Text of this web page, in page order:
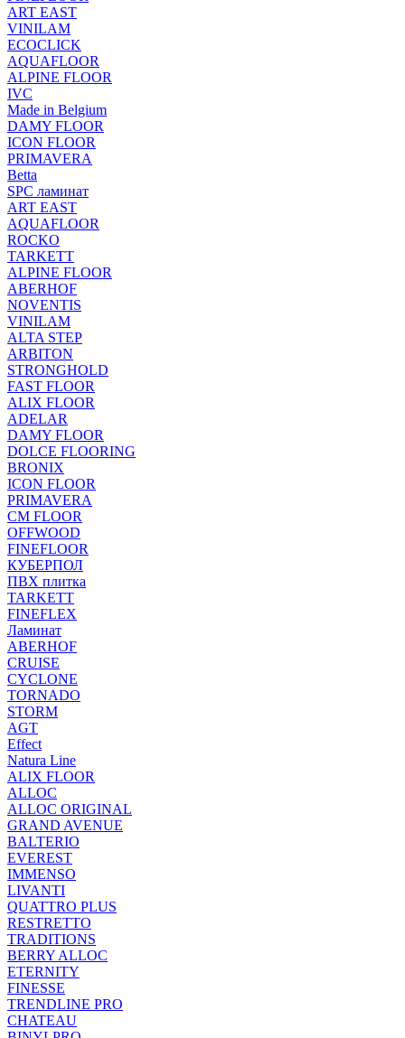
ART EAST
VINILAM
ECOCLICK
AQUAFLOOR
ALPINE FLOOR
IVC
Made in Belgium
DAMY FLOOR
ICON FLOOR
PRIMAVERA
Betta
SPC ламинат
ART EAST
AQUAFLOOR
ROCKO
TARKETT
ALPINE FLOOR
ABERHOF
NOVENTIS
VINILAM
ALTA STEP
ARBITON
STRONGHOLD
FAST FLOOR
ALIX FLOOR
ADELAR
DAMY FLOOR
DOLCE FLOORING
BRONIX
ICON FLOOR
PRIMAVERA
CM FLOOR
OFFWOOD
FINEFLOOR
КУБЕРПОЛ
ПВХ плитка
TARKETT
FINEFLEX
Ламинат
ABERHOF
CRUISE
CYCLONE
TORNADO
STORM
AGT
Effect
Natura Line
ALIX FLOOR
ALLOC
ALLOC ORIGINAL
GRAND AVENUE
BALTERIO
EVEREST
IMMENSO
LIVANTI
QUATTRO PLUS
RESTRETTO
TRADITIONS
BERRY ALLOC
ETERNITY
FINESSE
TRENDLINE PRO
CHATEAU